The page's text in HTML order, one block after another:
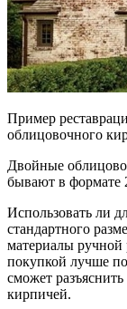
Пример
облицовочного
Двойные
бывают в формате
Использовать ли
стандартного
материалы ручной
покупкой лучше
сможет
кирпичей.